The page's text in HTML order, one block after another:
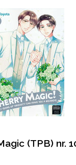
(TPB) nr.